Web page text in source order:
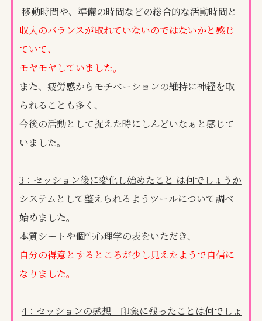
移動時間や、準備の時間などの総合的な活動時間と
収入のバランスが取れていないのではないかと感じ
ていて、
モヤモヤしていました。
また、疲労感からモチベーションの維持に神経を取
られることも多く、
今後の活動として捉えた時にしんどいなぁと感じて
いました。
3：セッション後に変化し始めたこと は何でしょうか
システムとして整えられるようツールについて調べ
始めました。
本質シートや個性心理学の表をいただき、
自分の得意とするところが少し見えたようで自信に
なりました。
4： セッションの感想 印象に残ったことは何でしょ